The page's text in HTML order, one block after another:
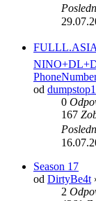
od
0
167
Season 17
od DirtyBe4t
2